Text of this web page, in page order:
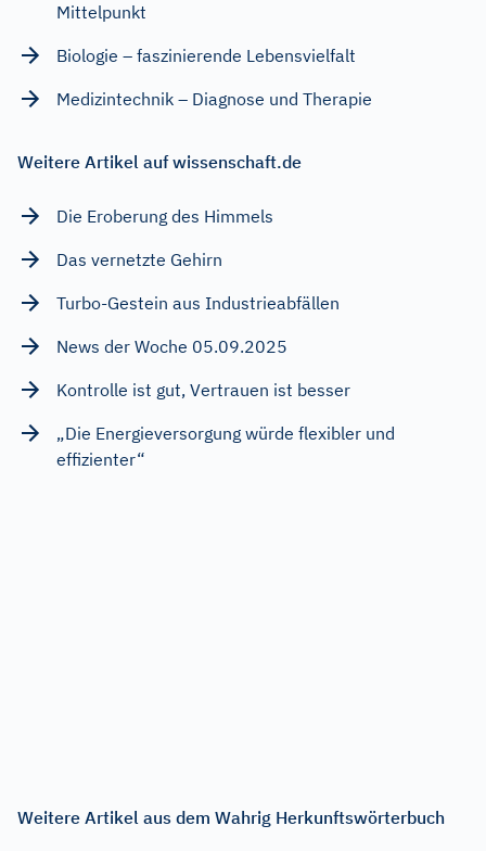
Mittelpunkt
Biologie – faszinierende Lebensvielfalt
Medizintechnik – Diagnose und Therapie
Weitere Artikel auf wissenschaft.de
Die Eroberung des Himmels
Das vernetzte Gehirn
Turbo-Gestein aus Industrieabfällen
News der Woche 05.09.2025
Kontrolle ist gut, Vertrauen ist besser
„Die Energieversorgung würde flexibler und
effizienter“
Weitere Artikel aus dem Wahrig Herkunftswörterbuch